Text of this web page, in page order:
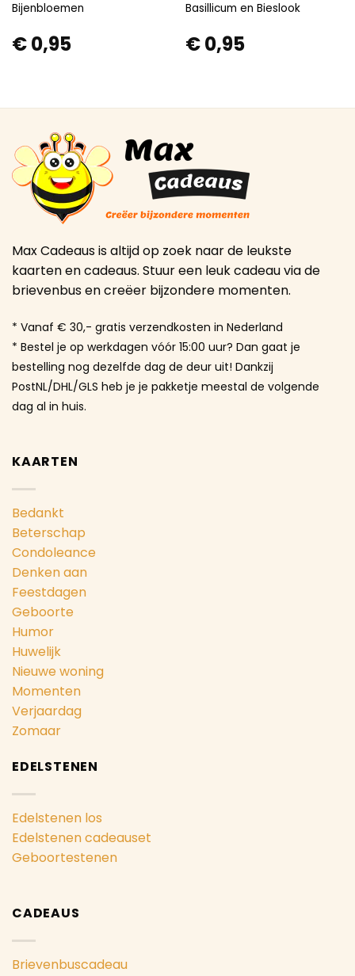
Bijenbloemen
€0,95
Basillicum en Bieslook
€0,95
Max Cadeaus is altijd op zoek naar de leukste
kaarten en cadeaus. Stuur een leuk cadeau via de
brievenbus en creëer bijzondere momenten.
* Vanaf € 30,- gratis verzendkosten in Nederland
* Bestel je op werkdagen vóór 15:00 uur? Dan gaat je
bestelling nog dezelfde dag de deur uit! Dankzij
PostNL/DHL/GLS heb je je pakketje meestal de volgende
dag al in huis.
KAARTEN
Bedankt
Beterschap
Condoleance
Denken aan
Feestdagen
Geboorte
Humor
Huwelijk
Nieuwe woning
Momenten
Verjaardag
Zomaar
EDELSTENEN
Edelstenen los
Edelstenen cadeauset
Geboortestenen
CADEAUS
Brievenbuscadeau